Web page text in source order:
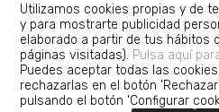
Utilizamos cookies propias y de
y para mostrarte publicidad
elaborado a partir de tus hábitos
páginas visitadas). Pulsa aquí
Puedes aceptar todas las
rechazarlas en el botón
pulsando el botón 'Configurar